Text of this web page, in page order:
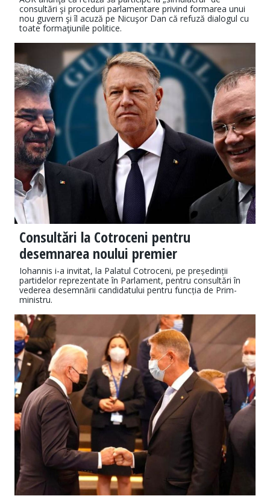
consultări şi proceduri parlamentare privind formarea unui
nou guvern şi îl acuză pe Nicuşor Dan că refuză dialogul cu
toate formaţiunile politice.
Consultări la Cotroceni pentru
desemnarea noului premier
Iohannis i-a invitat, la Palatul Cotroceni, pe președinții
partidelor reprezentate în Parlament, pentru consultări în
vederea desemnării candidatului pentru funcția de Prim-
ministru.